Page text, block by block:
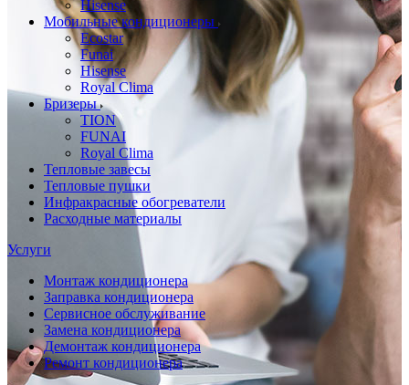
Hisense
Мобильные кондиционеры
Ecostar
Funai
Hisense
Royal Clima
Бризеры
TION
FUNAI
Royal Clima
Тепловые завесы
Тепловые пушки
Инфракрасные обогреватели
Расходные материалы
Услуги
Монтаж кондиционера
Заправка кондиционера
Сервисное обслуживание
Замена кондиционера
Демонтаж кондиционера
Ремонт кондиционера